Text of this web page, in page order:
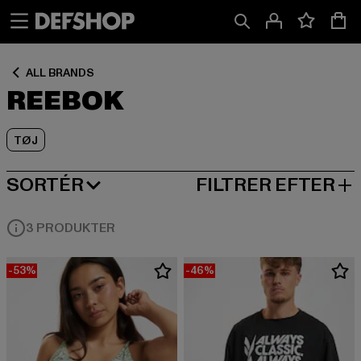
ALL BRANDS
REEBOK
TØJ
SORTÉR
MEST POPULÆRE FILTRER EFTER
3 PRODUKTER
-53% -46%